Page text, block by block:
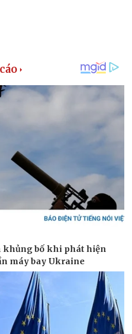
Thị trường
Giá vàng
Tiêu dùng
Tỷ giá
Chứng khoán